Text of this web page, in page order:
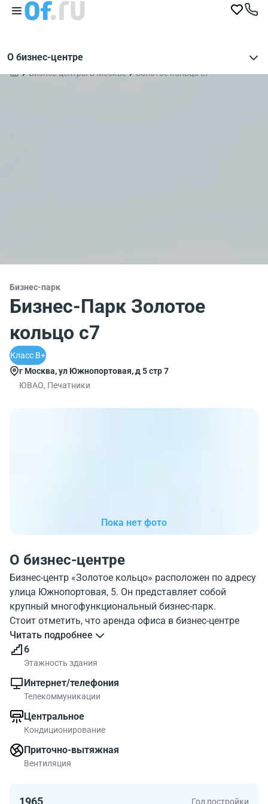
О бизнес-центре
Бизнес-центры в Москве Золотое кольцо с7
Бизнес-парк
Бизнес-Парк Золотое
кольцо с7
Класс B+
г Москва, ул Южнопортовая, д 5 стр 7
ЮВАО, Печатники
Пока нет фото
О бизнес-центре
Бизнес-центр «Золотое кольцо» расположен по адресу
улица Южнопортовая, 5. Он представляет собой
крупный многофункциональный бизнес-парк.
Стоит отметить, что аренда офиса в бизнес-центре
«Золотое кольцо» выгодна в плане доступности. Тем,
кто пользуется общественным транспортом,
понравится расположение здание близкое к станции
метро «Кожуховская». В пешей доступности также
есть станция метро «Автозаводская». Совсем
Рядом пролегает Волгоградский проспект, проспект
Андропова.
Бизнес-парк «Золотое кольцо» был построен совсем
недавно, в 2011 году. Он соответствует
Читать подробнее
6
Этажность здания
Интернет/телефония
Телекоммуникации
Центральное
Кондиционирование
Приточно-вытяжная
Вентиляция
1965 Год постройки